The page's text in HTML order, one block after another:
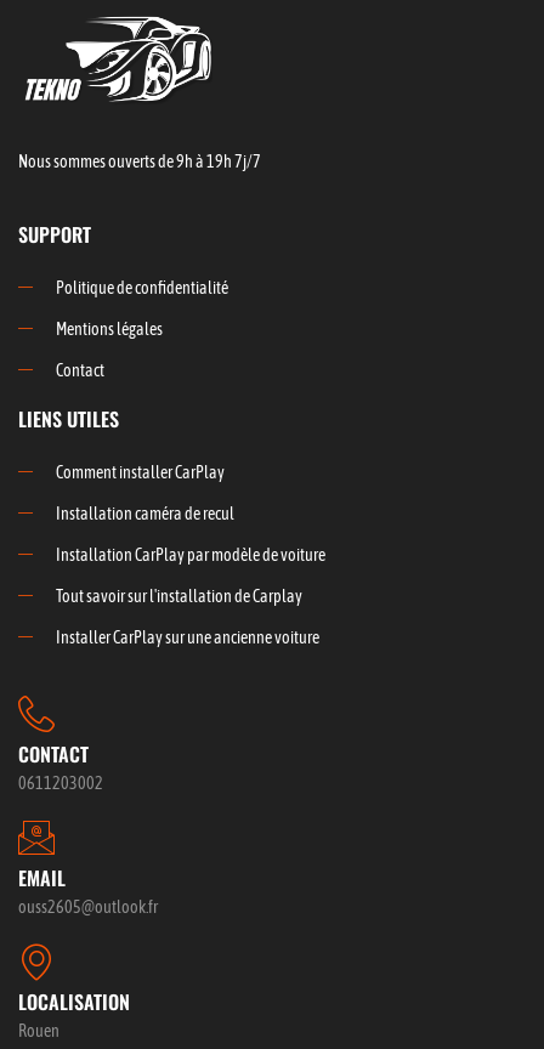
Nous sommes ouverts de 9h à 19h 7j/7
SUPPORT
Politique de confidentialité
Mentions légales
Contact
LIENS UTILES
Comment installer CarPlay
Installation caméra de recul
Installation CarPlay par modèle de voiture
Tout savoir sur l'installation de Carplay
Installer CarPlay sur une ancienne voiture
CONTACT
0611203002
EMAIL
ouss2605@outlook.fr
LOCALISATION
Rouen